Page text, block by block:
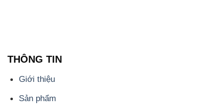
THÔNG TIN
Giới thiệu
Sản phẩm